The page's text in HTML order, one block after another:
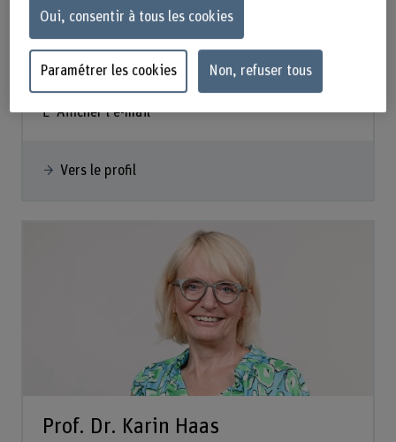
Prof. Dr. Jonathan Bennett
Institutsleiter
Afficher l'e-mail
Vers le profil
Prof. Dr. Karin Haas
Oui, consentir à tous les cookies
Paramétrer les cookies Non, refuser tous